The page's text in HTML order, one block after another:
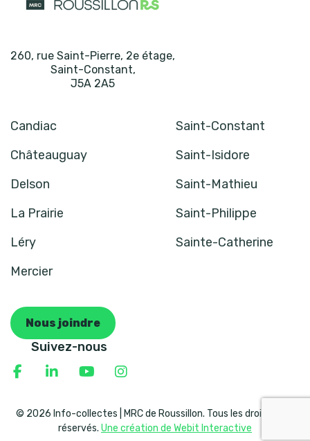
260, rue Saint-Pierre, 2e étage,
Saint-Constant,
J5A 2A5
Candiac
Saint-Constant
Châteauguay
Saint-Isidore
Delson
Saint-Mathieu
La Prairie
Saint-Philippe
Léry
Sainte-Catherine
Mercier
Nous joindre
Suivez-nous
© 2026 Info-collectes | MRC de Roussillon. Tous les droits sont
réservés. Une création de Webit Interactive